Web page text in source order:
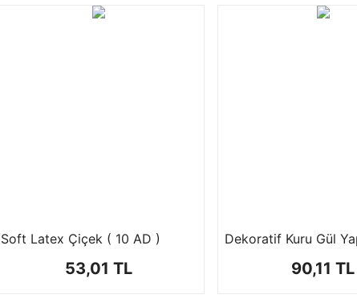
Soft Latex Çiçek ( 10 AD )
53,01 TL
Dekoratif Kuru Gül
90,11 TL